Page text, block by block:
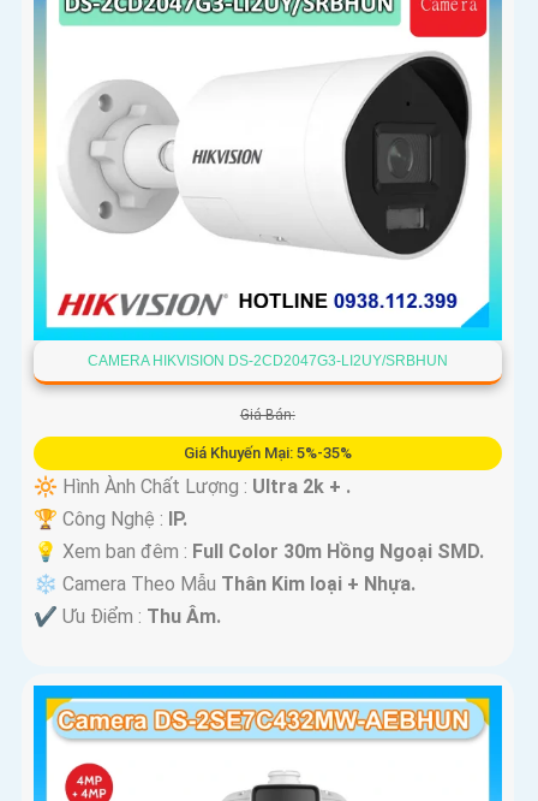
CAMERA HIKVISION DS-2CD2047G3-LI2UY/SRBHUN
Giá Bán:
Giá Khuyến Mại: 5%-35%
🔆 Hình Ành Chất Lượng : Ultra 2k + .
🏆 Công Nghệ : IP.
💡 Xem ban đêm : Full Color 30m Hồng Ngoại SMD.
❄ Camera Theo Mẫu Thân Kim loại + Nhựa.
️✔️ Ưu Điểm : Thu Âm.